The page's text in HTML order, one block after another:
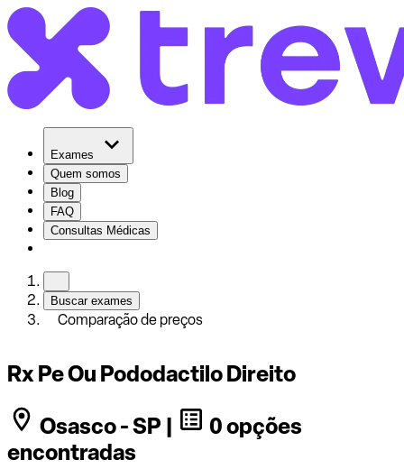
Exames
Quem somos
Blog
FAQ
Consultas Médicas
Buscar exames
Comparação de preços
Rx Pe Ou Pododactilo Direito
Osasco - SP |
0 opções
encontradas